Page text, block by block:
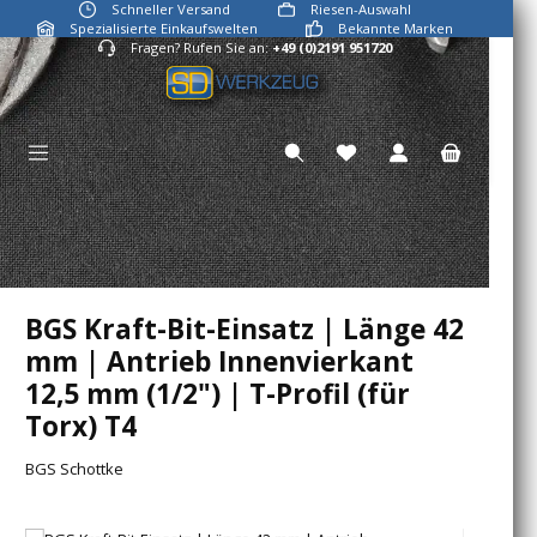
Zum Hauptinhalt springen
Schneller Versand
Riesen-Auswahl
Spezialisierte Einkaufswelten
Bekannte Marken
Fragen? Rufen Sie an:+49 (0)2191 951720
Du hast 0 Produkte
BGS Kraft-Bit-Einsatz | Länge 42
mm | Antrieb Innenvierkant
12,5 mm (1/2") | T-Profil (für
Torx) T4
BGS Schottke